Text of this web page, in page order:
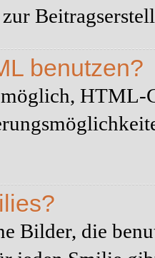
benutzen?
HTML-
Bilder, die